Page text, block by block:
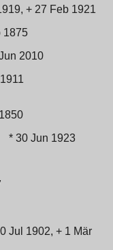
+ 27 Feb 1921
1875
2010
* 30 Jun 1923
Jul 1902, + 1 Mär